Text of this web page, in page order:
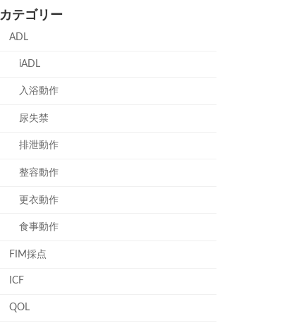
カテゴリー
ADL
iADL
入浴動作
尿失禁
排泄動作
整容動作
更衣動作
食事動作
FIM採点
ICF
QOL